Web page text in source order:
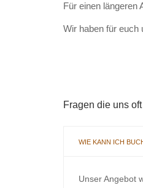
Für einen längeren
Wir haben für euch
Fragen die uns
WIE KANN ICH
Unser Angebot